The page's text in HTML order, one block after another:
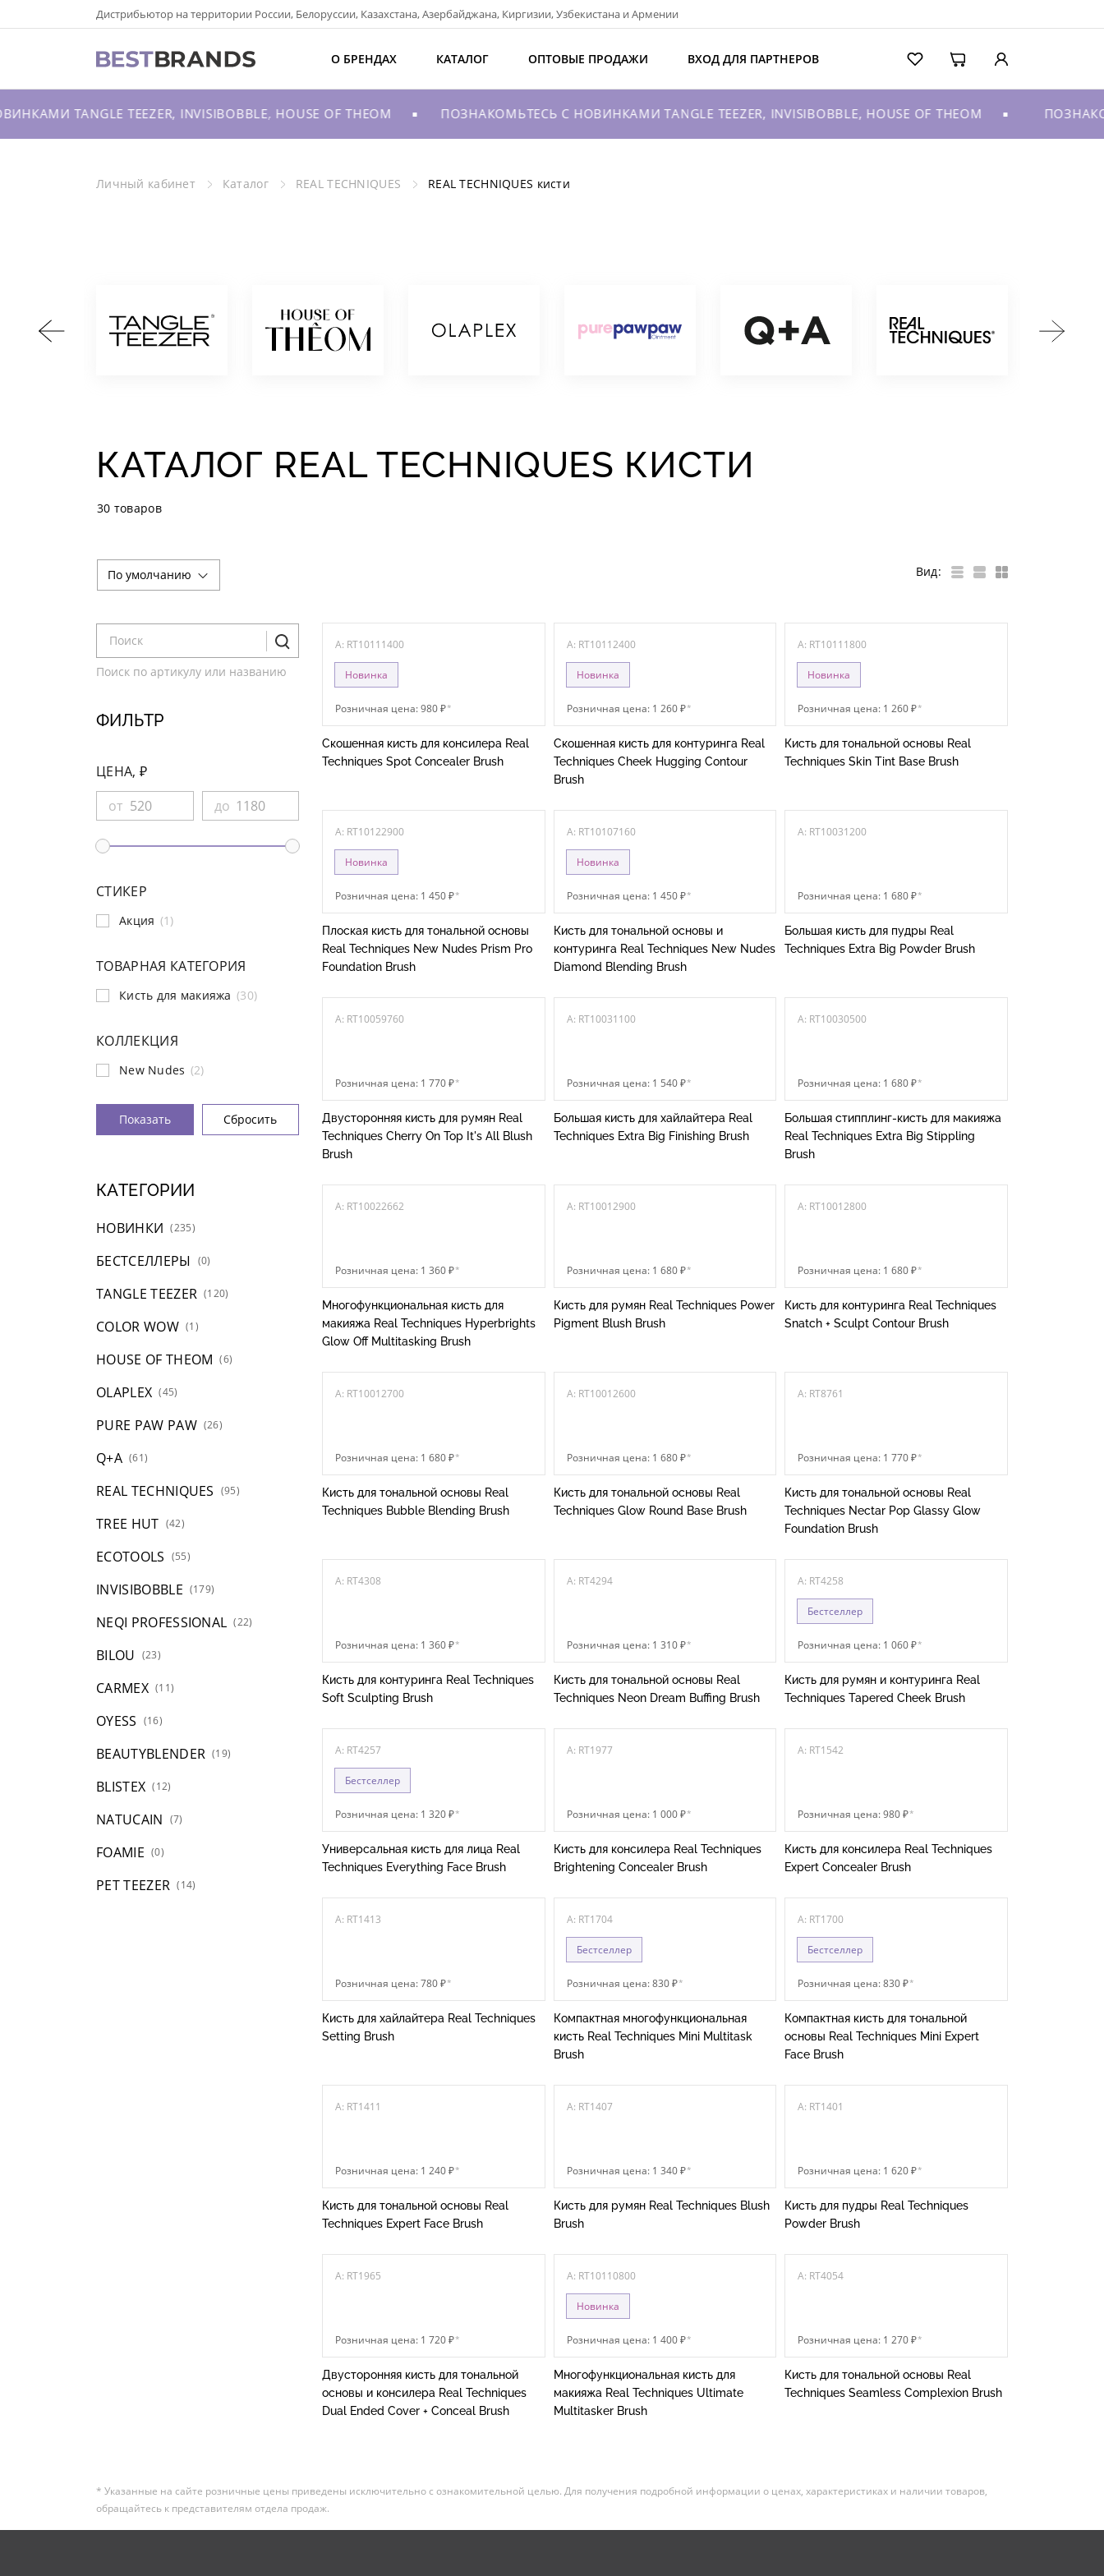
Дистрибьютор на территории России, Белоруссии, Казахстана, Азербайджана, Киргизии, Узбекистана и Армении
О БРЕНДАХ КАТАЛОГ ОПТОВЫЕ ПРОДАЖИ ВХОД ДЛЯ ПАРТНЕРОВ
TANGLE TEEZER, INVISIBOBBLE, HOUSE OF THEOM ПОЗНАКОМЬТЕСЬ С НОВИНКАМИ TANGLE TEEZER, INVISIBOBBLE, HOUSE OF THEOM
Личный кабинет Каталог REAL TECHNIQUES REAL TECHNIQUES кисти
КАТАЛОГ REAL TECHNIQUES КИСТИ
30 товаров
По умолчанию Вид:
Поиск по артикулу или названию
ФИЛЬТР
ЦЕНА, ₽
от
до
СТИКЕР
Акция (1)
ТОВАРНАЯ КАТЕГОРИЯ
Кисть для макияжа (30)
КОЛЛЕКЦИЯ
New Nudes (2)
КАТЕГОРИИ
НОВИНКИ (235)
БЕСТСЕЛЛЕРЫ (0)
TANGLE TEEZER (120)
COLOR WOW (1)
HOUSE OF THEOM (6)
OLAPLEX (45)
PURE PAW PAW (26)
Q+A (61)
REAL TECHNIQUES (95)
TREE HUT (42)
ECOTOOLS (55)
INVISIBOBBLE (179)
NEQI PROFESSIONAL (22)
BILOU (23)
CARMEX (11)
OYESS (16)
BEAUTYBLENDER (19)
BLISTEX (12)
NATUCAIN (7)
FOAMIE (0)
PET TEEZER (14)
A: RT10111400
Новинка
Розничная цена: 980 ₽*
Скошенная кисть для консилера Real
Techniques Spot Concealer Brush
A: RT10112400
Новинка
Розничная цена: 1 260 ₽*
Скошенная кисть для контуринга Real
Techniques Cheek Hugging Contour
Brush
A: RT10111800
Новинка
Розничная цена: 1 260 ₽*
Кисть для тональной основы Real
Techniques Skin Tint Base Brush
A: RT10122900
Новинка
Розничная цена: 1 450 ₽*
Плоская кисть для тональной основы
Real Techniques New Nudes Prism Pro
Foundation Brush
A: RT10107160
Новинка
Розничная цена: 1 450 ₽*
Кисть для тональной основы и
контуринга Real Techniques New Nudes
Diamond Blending Brush
A: RT10031200
Розничная цена: 1 680 ₽*
Большая кисть для пудры Real
Techniques Extra Big Powder Brush
A: RT10059760
Розничная цена: 1 770 ₽*
Двусторонняя кисть для румян Real
Techniques Cherry On Top It's All Blush
Brush
A: RT10031100
Розничная цена: 1 540 ₽*
Большая кисть для хайлайтера Real
Techniques Extra Big Finishing Brush
A: RT10030500
Розничная цена: 1 680 ₽*
Большая стипплинг-кисть для макияжа
Real Techniques Extra Big Stippling
Brush
A: RT10022662
Розничная цена: 1 360 ₽*
Многофункциональная кисть для
макияжа Real Techniques Hyperbrights
Glow Off Multitasking Brush
A: RT10012900
Розничная цена: 1 680 ₽*
Кисть для румян Real Techniques Power
Pigment Blush Brush
A: RT10012800
Розничная цена: 1 680 ₽*
Кисть для контуринга Real Techniques
Snatch + Sculpt Contour Brush
A: RT10012700
Розничная цена: 1 680 ₽*
Кисть для тональной основы Real
Techniques Bubble Blending Brush
A: RT10012600
Розничная цена: 1 680 ₽*
Кисть для тональной основы Real
Techniques Glow Round Base Brush
A: RT8761
Розничная цена: 1 770 ₽*
Кисть для тональной основы Real
Techniques Nectar Pop Glassy Glow
Foundation Brush
A: RT4308
Розничная цена: 1 360 ₽*
Кисть для контуринга Real Techniques
Soft Sculpting Brush
A: RT4294
Розничная цена: 1 310 ₽*
Кисть для тональной основы Real
Techniques Neon Dream Buffing Brush
A: RT4258
Бестселлер
Розничная цена: 1 060 ₽*
Кисть для румян и контуринга Real
Techniques Tapered Cheek Brush
A: RT4257
Бестселлер
Розничная цена: 1 320 ₽*
Универсальная кисть для лица Real
Techniques Everything Face Brush
A: RT1977
Розничная цена: 1 000 ₽*
Кисть для консилера Real Techniques
Brightening Concealer Brush
A: RT1542
Розничная цена: 980 ₽*
Кисть для консилера Real Techniques
Expert Concealer Brush
A: RT1413
Розничная цена: 780 ₽*
Кисть для хайлайтера Real Techniques
Setting Brush
A: RT1704
Бестселлер
Розничная цена: 830 ₽*
Компактная многофункциональная
кисть Real Techniques Mini Multitask
Brush
A: RT1700
Бестселлер
Розничная цена: 830 ₽*
Компактная кисть для тональной
основы Real Techniques Mini Expert
Face Brush
A: RT1411
Розничная цена: 1 240 ₽*
Кисть для тональной основы Real
Techniques Expert Face Brush
A: RT1407
Розничная цена: 1 340 ₽*
Кисть для румян Real Techniques Blush
Brush
A: RT1401
Розничная цена: 1 620 ₽*
Кисть для пудры Real Techniques
Powder Brush
A: RT1965
Розничная цена: 1 720 ₽*
Двусторонняя кисть для тональной
основы и консилера Real Techniques
Dual Ended Cover + Conceal Brush
A: RT10110800
Новинка
Розничная цена: 1 400 ₽*
Многофункциональная кисть для
макияжа Real Techniques Ultimate
Multitasker Brush
A: RT4054
Розничная цена: 1 270 ₽*
Кисть для тональной основы Real
Techniques Seamless Complexion Brush
* Указанные на сайте розничные цены приведены исключительно с ознакомительной целью. Для получения подробной информации о ценах, характеристиках и наличии товаров,
обращайтесь к представителям отдела продаж.
О БРЕНДАХ
О КОМПАНИИ
ОПТОВЫЕ ПРОДАЖИ